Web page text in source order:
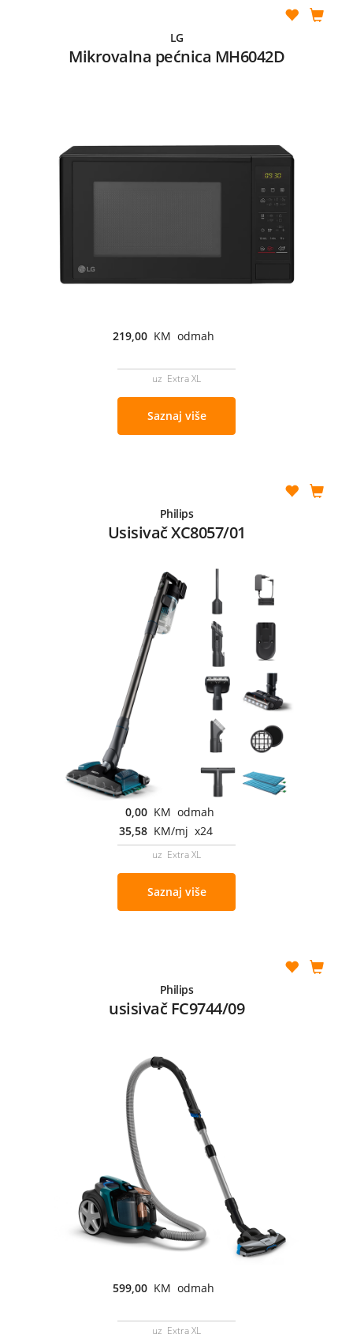
LG
Mikrovalna pećnica MH6042D
219,00 KM odmah
uz Extra XL
Saznaj više
Philips
Usisivač XC8057/01
0,00 KM odmah
35,58 KM/mj x24
uz Extra XL
Saznaj više
Philips
usisivač FC9744/09
599,00 KM odmah
uz Extra XL